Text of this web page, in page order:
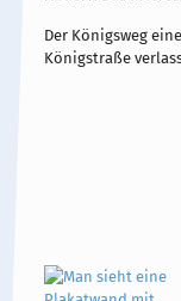
Der Königsweg
Königstraße